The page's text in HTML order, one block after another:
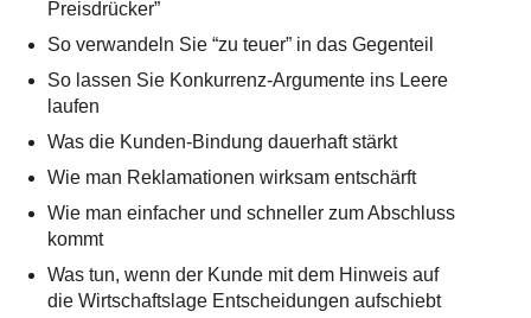
Preisdrücker”
So verwandeln Sie “zu teuer” in das Gegenteil
So lassen Sie Konkurrenz-Argumente ins Leere
laufen
Was die Kunden-Bindung dauerhaft stärkt
Wie man Reklamationen wirksam entschärft
Wie man einfacher und schneller zum Abschluss
kommt
Was tun, wenn der Kunde mit dem Hinweis auf
die Wirtschaftslage Entscheidungen aufschiebt